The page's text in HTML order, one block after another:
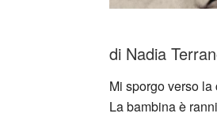
di Nadia
Mi sporgo verso
La bambina è